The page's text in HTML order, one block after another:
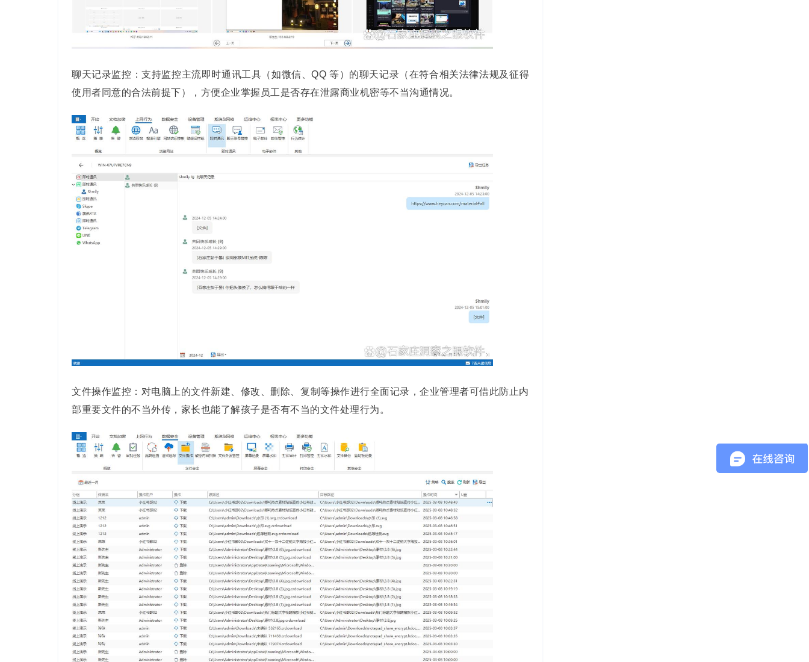
聊天记录监控：支持监控主流即时通讯工具（如微信、QQ 等）的聊天记录（在符合相关法律法规及征得
使用者同意的合法前提下），方便企业掌握员工是否存在泄露商业机密等不当沟通情况。
文件操作监控：对电脑上的文件新建、修改、删除、复制等操作进行全面记录，企业管理者可借此防止内
部重要文件的不当外传，家长也能了解孩子是否有不当的文件处理行为。